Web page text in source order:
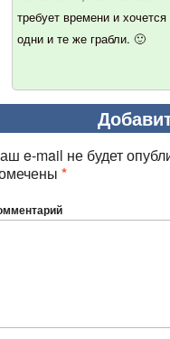
требует времени и
одни и те же грабли. 🙂
e-mail не будет
*